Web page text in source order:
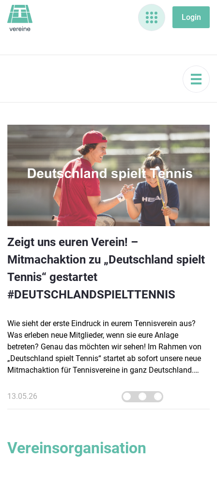
Zeigt uns euren Verein! –
Mitmachaktion zu „Deutschland spielt
Tennis“ gestartet
#DEUTSCHLANDSPIELTTENNIS
Wie sieht der erste Eindruck in eurem Tennisverein aus?
Was erleben neue Mitglieder, wenn sie eure Anlage
betreten? Genau das möchten wir sehen! Im Rahmen von
„Deutschland spielt Tennis“ startet ab sofort unsere neue
Mitmachaktion für Tennisvereine in ganz Deutschland.
Vereinsleben – direkt von euch.
13.05.26
Vereinsorganisation